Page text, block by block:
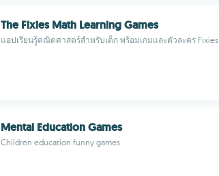
The Fixies Math Learning Games
แอปเรียนรู้คณิตศาสตร์สำหรับเด็ก พร้อมเกมและตัวละคร Fixies
Mental Education Games
Children education funny games